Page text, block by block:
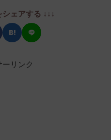
ェアする ↓↓↓
ーリンク